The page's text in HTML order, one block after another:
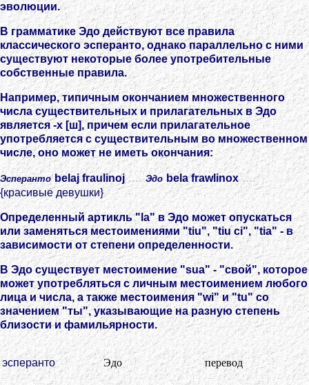
эволюции.
В грамматике Эдо действуют все правила
классического эсперанто, однако параллельно с ними
существуют некоторые более употребительные
собственные правила.
Например, типичным окончанием множественного
числа существительных и прилагательных в Эдо
является -x [ш], причем если прилагательное
употребляется с существительным во множественном
числе, оно может не иметь окончания:
Эсперанто belaj fraulinoj .... Эдо bela frawlinox ....
{красивые девушки}
Определенный артикль "la" в Эдо может опускаться
или заменяться местоимениями "tiu", "tiu ci", "tia" - в
зависимости от степени определенности.
В Эдо существует местоимение "sua" - "свой", которое
может употребляться с личным местоимением любого
лица и числа, а также местоимения "wi" и "tu" со
значением "ты", указывающие на разную степень
близости и фамильярности.
эсперанто Эдо перевод